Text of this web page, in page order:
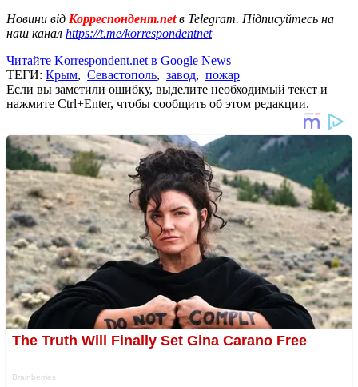
Новини від Корреспондент.netв Telegram. Підписуйтесь на
наш канал https://t.me/korrespondentnet
Читайте Korrespondent.net в Google News
ТЕГИ: Крым, Севастополь, завод, пожар
Если вы заметили ошибку, выделите необходимый текст и
нажмите Ctrl+Enter, чтобы сообщить об этом редакции.